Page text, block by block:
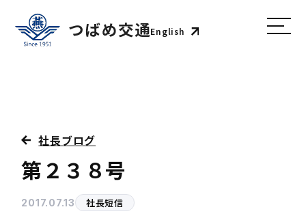
English
社長ブログ
第２３８号
2017.07.13 社長短信